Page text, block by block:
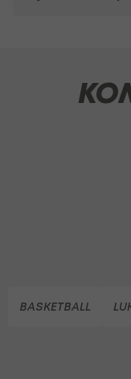
BASKETBALL